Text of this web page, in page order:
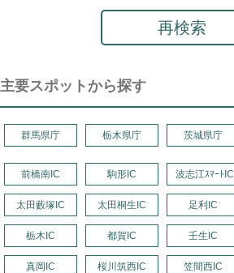
再検索
主要スポットから探す
群馬県庁 栃木県庁 茨城県庁
前橋南IC 駒形IC 波志江ｽﾏｰﾄIC
太田藪塚IC 太田桐生IC 足利IC
栃木IC 都賀IC 壬生IC
真岡IC 桜川筑西IC 笠間西IC